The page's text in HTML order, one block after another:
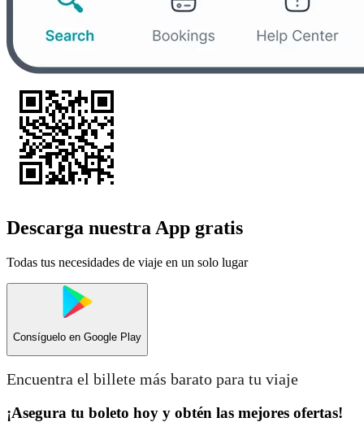
Descarga nuestra App gratis
Todas tus necesidades de viaje en un solo lugar
Consíguelo en Google Play
Encuentra el billete más barato para tu viaje
¡Asegura tu boleto hoy y obtén las mejores ofertas!